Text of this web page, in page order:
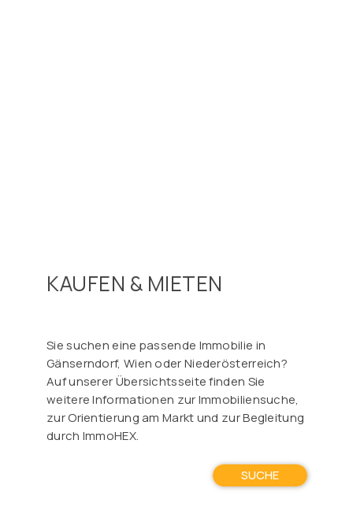
KAUFEN & MIETEN
Sie suchen eine passende Immobilie in
Gänserndorf, Wien oder Niederösterreich?
Auf unserer Übersichtsseite finden Sie
weitere Informationen zur Immobiliensuche,
zur Orientierung am Markt und zur Begleitung
durch ImmoHEX.
SUCHE